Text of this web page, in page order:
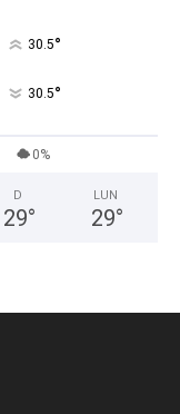
30.5°
30.5°
0%
D
29°
LUN
29°